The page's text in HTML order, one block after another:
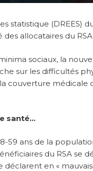
statistique (DREES)
allocataires du
sociaux, la
sur les difficultés
couverture
santé…
59 ans de la
du RSA se
en «